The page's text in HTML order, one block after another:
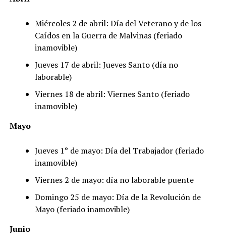
Miércoles 2 de abril: Día del Veterano y de los
Caídos en la Guerra de Malvinas (feriado
inamovible)
Jueves 17 de abril: Jueves Santo (día no
laborable)
Viernes 18 de abril: Viernes Santo (feriado
inamovible)
Mayo
Jueves 1° de mayo: Día del Trabajador (feriado
inamovible)
Viernes 2 de mayo: día no laborable puente
Domingo 25 de mayo: Día de la Revolución de
Mayo (feriado inamovible)
Junio